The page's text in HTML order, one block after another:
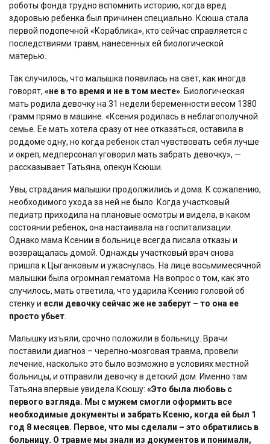
роботы фонда трудно вспомнить историю, когда вред
здоровью ребенка был причинен специально. Ксюша стала
первой подопечной «Кораблика», кто сейчас справляется с
последствиями травм, нанесенных ей биологической
матерью.
Так случилось, что малышка появилась на свет, как иногда
говорят, «не в то время и не в том месте». Биологическая
мать родила девочку на 31 недели беременности весом 1380
грамм прямо в машине. «Ксения родилась в неблагополучной
семье. Ее мать хотела сразу от нее отказаться, оставила в
роддоме одну, но когда ребенок стал чувствовать себя лучше
и окреп, медперсонал уговорил мать забрать девочку», —
рассказывает Татьяна, опекун Ксюши.
Увы, страдания малышки продолжились и дома. К сожалению,
необходимого ухода за ней не было. Когда участковый
педиатр приходила на плановые осмотры и видела, в каком
состоянии ребенок, она настаивала на госпитализации.
Однако мама Ксении в больнице всегда писала отказы и
возвращалась домой. Однажды участковый врач снова
пришла к Цыганковым и ужаснулась. На лице восьмимесячной
малышки была огромная гематома. На вопрос о том, как это
случилось, мать ответила, что ударила Ксению головой об
стенку и если девочку сейчас же не заберут – то она ее
просто убьет.
Малышку изъяли, срочно положили в больницу. Врачи
поставили диагноз – черепно-мозговая травма, провели
лечение, насколько это было возможно в условиях местной
больницы, и отправили девочку в детский дом. Именно там
Татьяна впервые увидела Ксюшу: «Это была любовь с
первого взгляда. Мы с мужем смогли оформить все
необходимые документы и забрать Ксеню, когда ей был 1
год 8 месяцев. Первое, что мы сделали – это обратились в
больницу. О травме мы знали из документов и понимали,